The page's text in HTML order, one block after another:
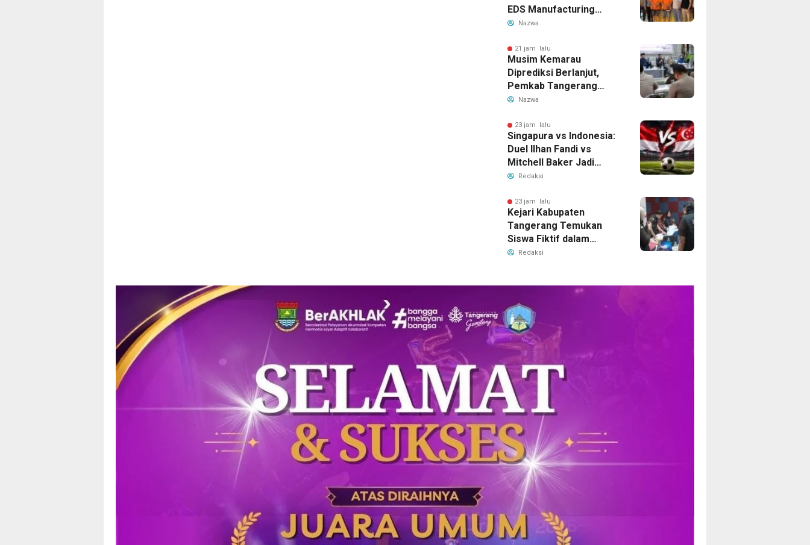
EDS Manufacturing
Indonesia Ditahan, Polda
Perebutan Pengelolaan
Limbah
Nazwa
21 jam lalu
Musim Kemarau
Diprediksi Berlanjut,
Pemkab Tangerang
Siapkan Langkah
Bersih
Nazwa
23 jam lalu
Singapura vs Indonesia:
Duel Ilhan Fandi vs
Mitchell Baker Jadi
Sorotan di Piala AFF
Redaksi
23 jam lalu
Kejari Kabupaten
Tangerang Temukan
Siswa Fiktif dalam
Penyidikan Dana BOP
Redaksi